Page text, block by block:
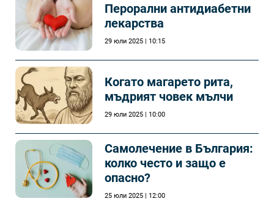
Перорални антидиабетни
лекарства
29 юли 2025 | 10:15
Когато магарето рита,
мъдрият човек мълчи
29 юли 2025 | 10:00
Самолечeние в България:
колко често и защо е
опасно?
25 юли 2025 | 12:00